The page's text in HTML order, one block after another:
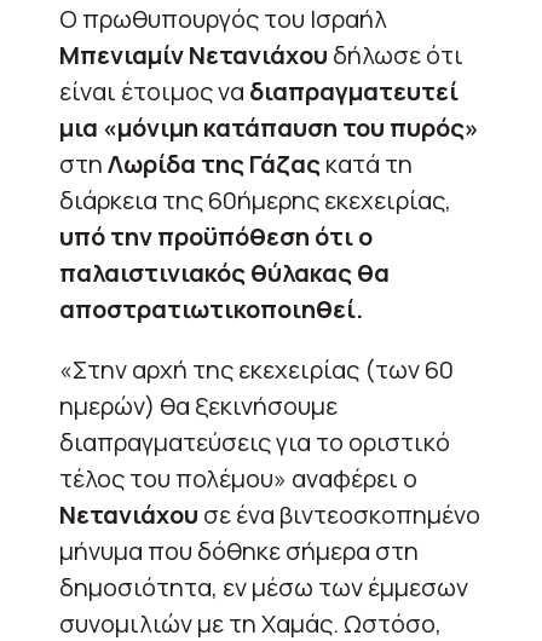
Ο πρωθυπουργός του Ισραήλ
Μπενιαμίν Νετανιάχου δήλωσε ότι
είναι έτοιμος να διαπραγματευτεί
μια «μόνιμη κατάπαυση του πυρός»
στηΛωρίδα της Γάζαςκατά τη
διάρκεια της 60ήμερης εκεχειρίας,
υπό την προϋπόθεση ότι ο
παλαιστινιακός θύλακας θα
αποστρατιωτικοποιηθεί.
«Στην αρχή της εκεχειρίας (των 60
ημερών) θα ξεκινήσουμε
διαπραγματεύσεις για το οριστικό
τέλος του πολέμου» αναφέρει ο
Νετανιάχου σε ένα βιντεοσκοπημένο
μήνυμα που δόθηκε σήμερα στη
δημοσιότητα, εν μέσω των έμμεσων
συνομιλιών με τη Χαμάς. Ωστόσο,